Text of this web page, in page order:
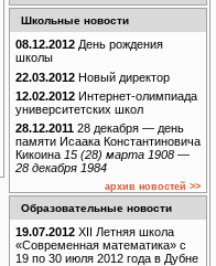
Школьные новости
08.12.2012 День рождения
школы
22.03.2012 Новый директор
12.02.2012 Интернет-олимпиада
университетских школ
28.12.2011 28 декабря — день
памяти Исаака Константиновича
Кикоина 15 (28) марта 1908 —
28 декабря 1984
архив новостей >>
Образовательные новости
19.07.2012 XII Летняя школа
«Современная математика» с
19 по 30 июля 2012 года в Дубне